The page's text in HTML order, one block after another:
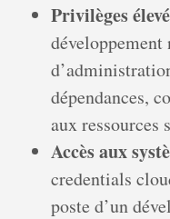
Privilèges
développement
dépendances,
aux ressources
Accès aux
credentials
poste d’un